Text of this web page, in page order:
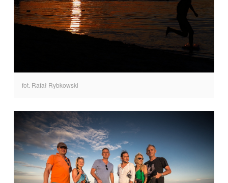
fot. Rafał Rybkowski